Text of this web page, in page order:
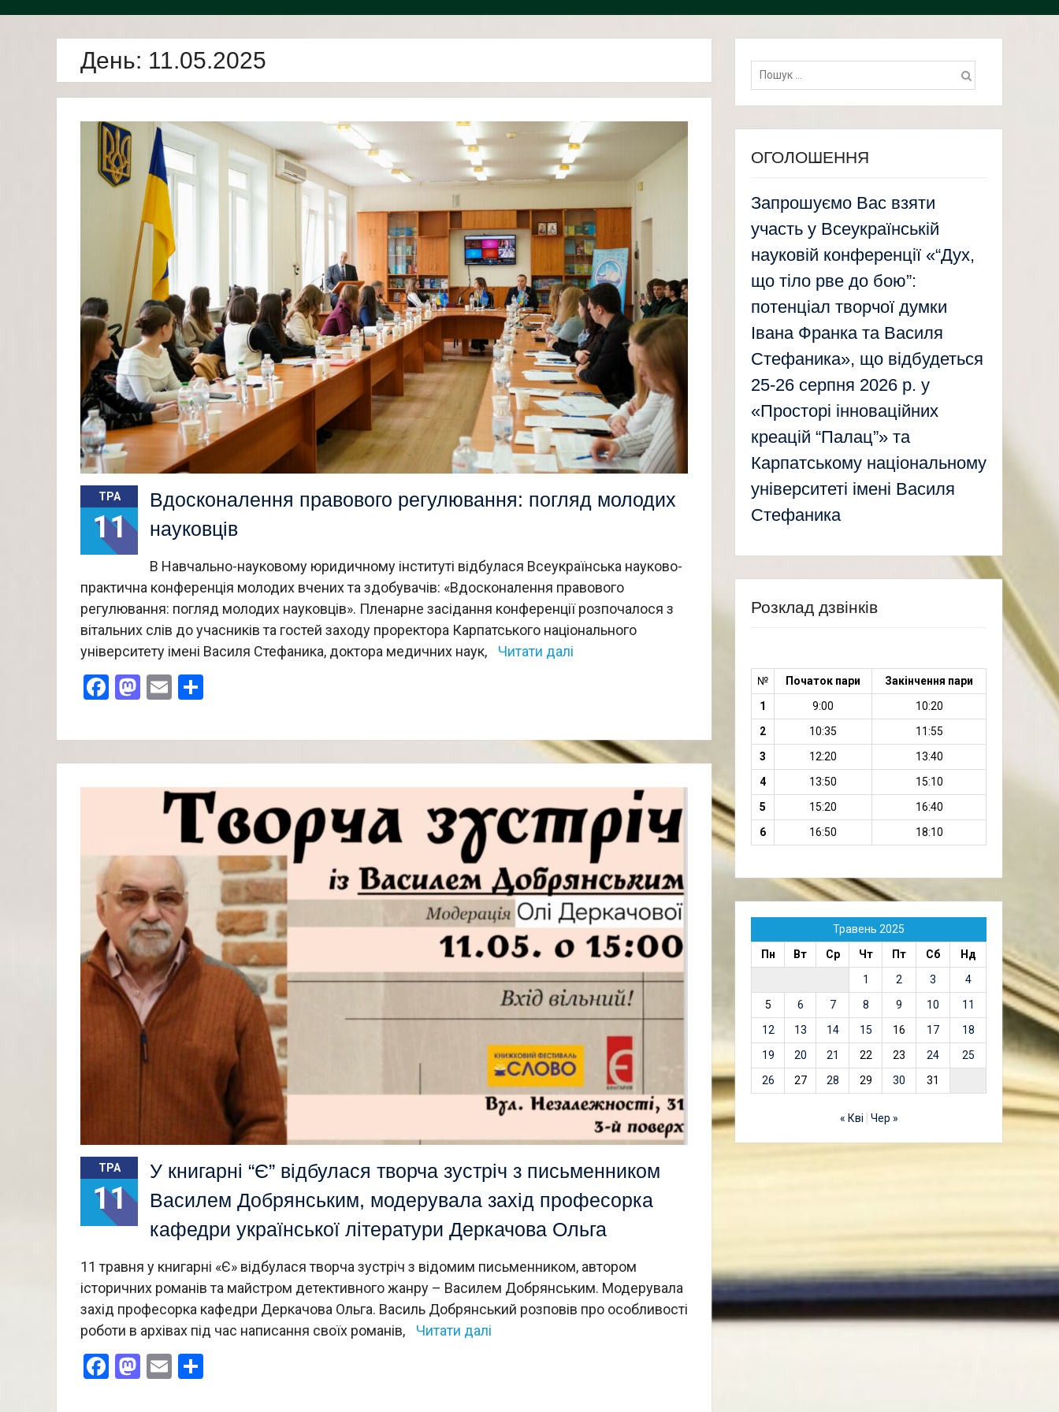
День: 11.05.2025
ТРА
11
Вдосконалення правового регулювання: погляд молодих
науковців
В Навчально-науковому юридичному інституті відбулася Всеукраїнська науково-
практична конференція молодих вчених та здобувачів: «Вдосконалення правового
регулювання: погляд молодих науковців». Пленарне засідання конференції розпочалося з
вітальних слів до учасників та гостей заходу проректора Карпатського національного
університету імені Василя Стефаника, доктора медичних наук,
Читати далі
Facebook
Mastodon
Email
ТРА
11
У книгарні “Є” відбулася творча зустріч з письменником
Василем Добрянським, модерувала захід професорка
кафедри української літератури Деркачова Ольга
11 травня у книгарні «Є» відбулася творча зустріч з відомим письменником, автором
історичних романів та майстром детективного жанру – Василем Добрянським. Модерувала
захід професорка кафедри Деркачова Ольга. Василь Добрянський розповів про особливості
роботи в архівах під час написання своїх романів,
Читати далі
Facebook
Mastodon
Email
Пошук:
ОГОЛОШЕННЯ
Запрошуємо Вас взяти
участь у Всеукраїнській
науковій конференції «“Дух,
що тіло рве до бою”:
потенціал творчої думки
Івана Франка та Василя
Стефаника», що відбудеться
25-26 серпня 2026 р. у
«Просторі інноваційних
креацій “Палац”» та
Карпатському національному
університеті імені Василя
Стефаника
Розклад дзвінків
№ Початок пари
Закінчення пари
1
9:00
10:20
2
10:35
11:55
3
12:20
13:40
4
13:50
15:10
5
15:20
16:40
6
16:50 18:10
Травень 2025
Пн
Вт Ср Чт Пт Сб
Нд
1
2 3
4
5
6 7 8 9 10
11
12
13 14 15 16 17
18
19
20 21 22 23 24
25
26
27 28 29 30 31
« Кві Чер »